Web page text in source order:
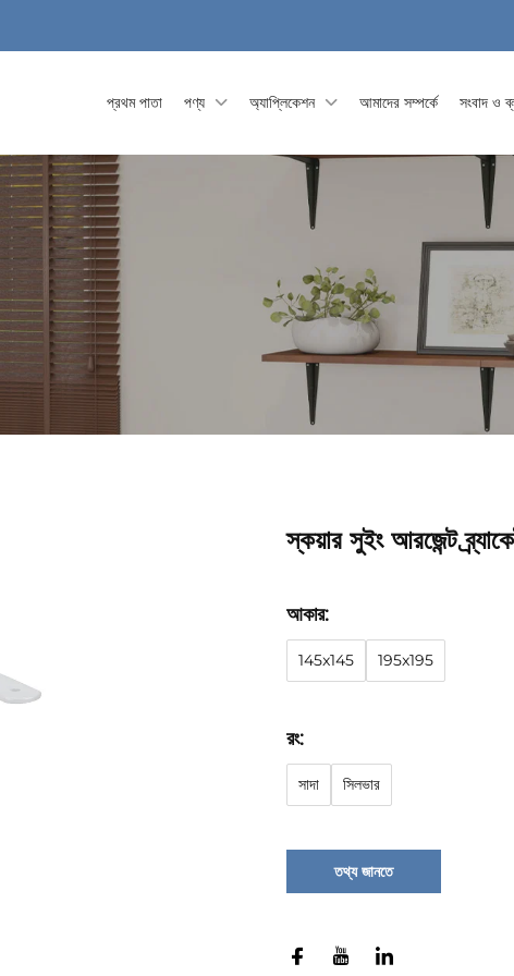
প্রথম পাতা পণ্য অ্যাপ্লিকেশন আমাদের সম্পর্কে সংবাদ ও
স্কয়ার সুইং আরজেন্ট
আকার:
145x145 195x195
রং:
সাদা সিলভার
তথ্য জানতে